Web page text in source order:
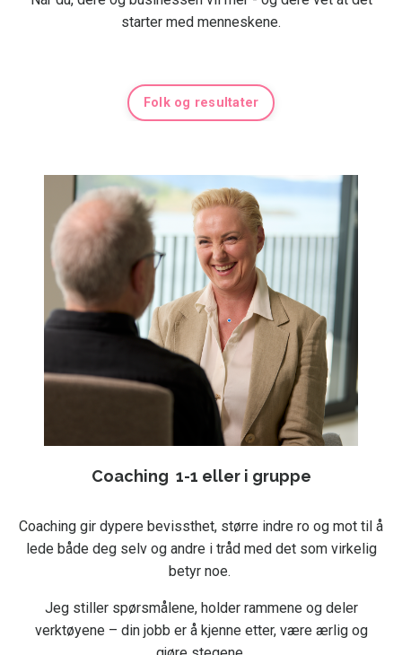
starter med menneskene.
Folk og resultater
Coaching 1-1 eller i gruppe
Coaching gir dypere bevissthet, større indre ro og mot til å
lede både deg selv og andre i tråd med det som virkelig
betyr noe.
Jeg stiller spørsmålene, holder rammene og deler
verktøyene – din jobb er å kjenne etter, være ærlig og